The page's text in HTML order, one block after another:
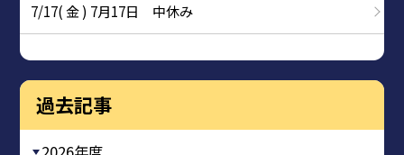
7/17( 金 ) 7月17日 中休み
過去記事